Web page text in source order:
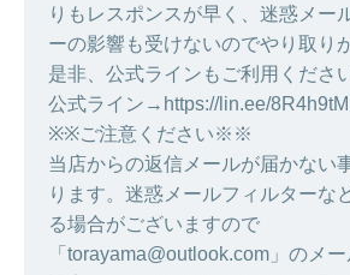
りもレスポンスが早く、迷惑メー
ーの影響も受けないのでやり取り
是非、公式ラインもご利用ください
公式ライン→https://lin.ee/8R4h9tM
※※ご注意ください※※
当店からの返信メールが届かない
ります。迷惑メールフィルターな
る場合がございますので
「torayama@outlook.com」のメ